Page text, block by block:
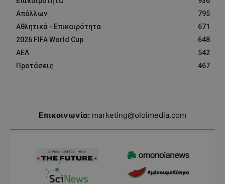
Απόλλων
795
Αθλητικά - Επικαιρότητα
671
2026 FIFA World Cup
648
ΑΕΛ
542
Προτάσεις
467
Επικοινωνία: marketing@oloimedia.com